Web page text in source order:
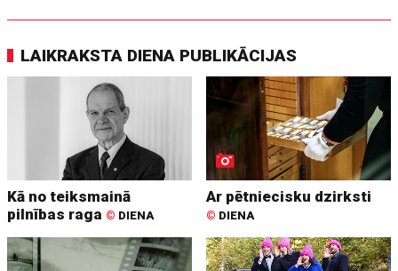
LAIKRAKSTA DIENA PUBLIKĀCIJAS
Kā no teiksmainā
pilnības raga © DIENA
Ar pētniecisku dzirksti
© DIENA